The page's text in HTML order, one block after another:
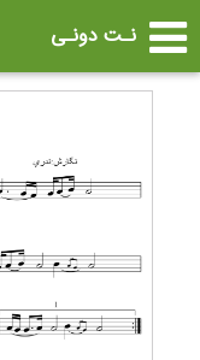
نـت دونـی